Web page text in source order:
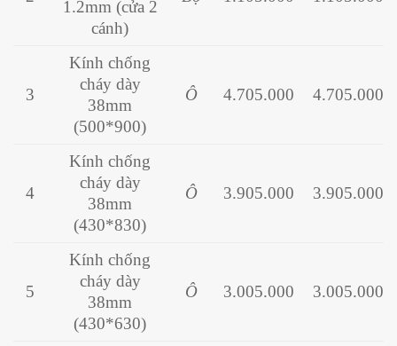
1.2mm (cửa 2
cánh)
3
Kính chống
cháy dày
38mm
(500*900)
Ô 4.705.000 4.705.000
4
Kính chống
cháy dày
38mm
(430*830)
Ô 3.905.000 3.905.000
5
Kính chống
cháy dày
38mm
(430*630)
Ô 3.005.000 3.005.000